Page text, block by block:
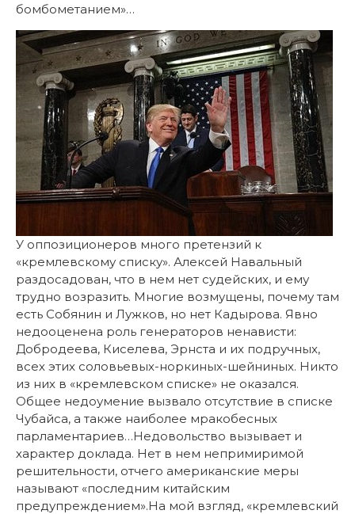
бомбометанием»…
У оппозиционеров много претензий к
«кремлевскому списку». Алексей Навальный
раздосадован, что в нем нет судейских, и ему
трудно возразить. Многие возмущены, почему там
есть Собянин и Лужков, но нет Кадырова. Явно
недооценена роль генераторов ненависти:
Добродеева, Киселева, Эрнста и их подручных,
всех этих соловьевых-норкиных-шейниных. Никто
из них в «кремлевском списке» не оказался.
Общее недоумение вызвало отсутствие в списке
Чубайса, а также наиболее мракобесных
парламентариев…Недовольство вызывает и
характер доклада. Нет в нем непримиримой
решительности, отчего американские меры
называют «последним китайским
предупреждением».На мой взгляд, «кремлевский